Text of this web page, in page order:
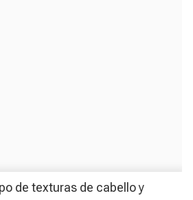
de texturas de cabello y